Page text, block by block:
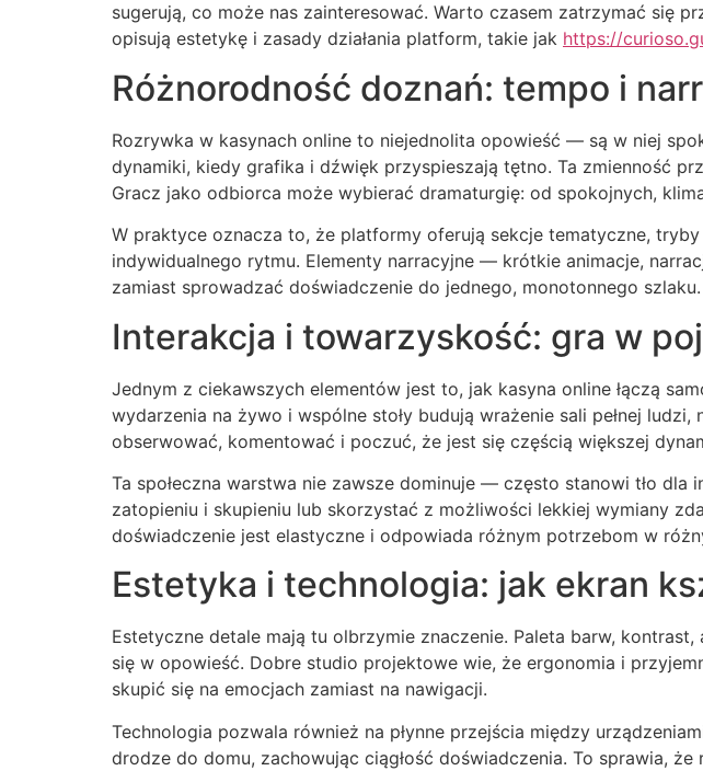
sugerują, co może nas zainteresować. Warto czasem zatrzymać się
opisują estetykę i zasady działania platform, takie jak https://
Różnorodność doznań: tempo i
Rozrywka w kasynach online to niejednolita opowieść — są w niej
dynamiki, kiedy grafika i dźwięk przyspieszają tętno. Ta zmienność
Gracz jako odbiorca może wybierać dramaturgię: od spokojnych,
W praktyce oznacza to, że platformy oferują sekcje tematyczne,
indywidualnego rytmu. Elementy narracyjne — krótkie animacje,
zamiast sprowadzać doświadczenie do jednego, monotonnego szlaku.
Interakcja i towarzyskość: gra w
Jednym z ciekawszych elementów jest to, jak kasyna online łączą
wydarzenia na żywo i wspólne stoły budują wrażenie sali pełnej
obserwować, komentować i poczuć, że jest się częścią większej
Ta społeczna warstwa nie zawsze dominuje — często stanowi tło
zatopieniu i skupieniu lub skorzystać z możliwości lekkiej wymiany
doświadczenie jest elastyczne i odpowiada różnym potrzebom w
Estetyka i technologia: jak ekran
Estetyczne detale mają tu olbrzymie znaczenie. Paleta barw,
się w opowieść. Dobre studio projektowe wie, że ergonomia i
skupić się na emocjach zamiast na nawigacji.
Technologia pozwala również na płynne przejścia między
drodze do domu, zachowując ciągłość doświadczenia. To sprawia,